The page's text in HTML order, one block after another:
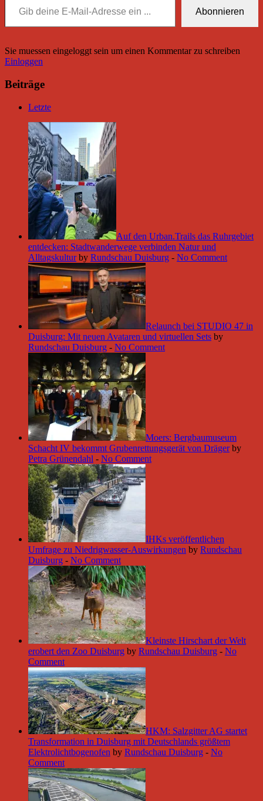
Abonnieren
Sie muessen eingeloggt sein um einen Kommentar zu schreiben
Einloggen
Beiträge
Letzte
Auf den Urban.Trails das Ruhrgebiet
entdecken: Stadtwanderwege verbinden Natur und
Alltagskultur by Rundschau Duisburg - No Comment
Relaunch bei STUDIO 47 in
Duisburg: Mit neuen Avataren und virtuellen Sets by
Rundschau Duisburg - No Comment
Moers: Bergbaumuseum
Schacht IV bekommt Grubenrettungsgerät von Dräger by
Petra Grünendahl - No Comment
IHKs veröffentlichen
Umfrage zu Niedrigwasser-Auswirkungen by Rundschau
Duisburg - No Comment
Kleinste Hirschart der Welt
erobert den Zoo Duisburg by Rundschau Duisburg - No
Comment
HKM: Salzgitter AG startet
Transformation in Duisburg mit Deutschlands größtem
Elektrolichtbogenofen by Rundschau Duisburg - No
Comment